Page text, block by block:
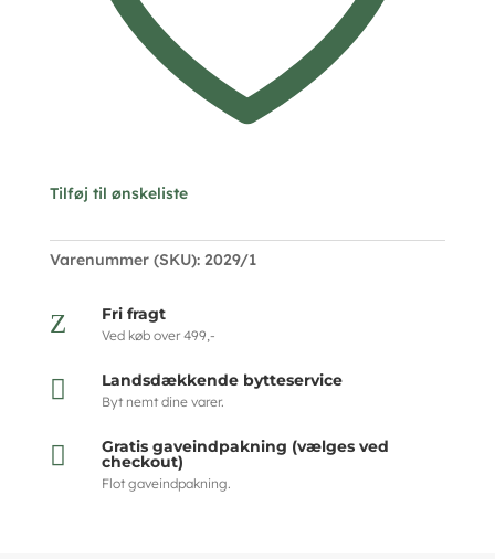
Tilføj til ønskeliste
Varenummer (SKU): 2029/1
Z Fri fragt
Ved køb over 499,-
 Landsdækkende bytteservice
Byt nemt dine varer.
 Gratis gaveindpakning (vælges ved
checkout)
Flot gaveindpakning.